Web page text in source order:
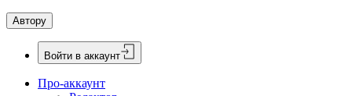
Автору
Войти в аккаунт
Про-аккаунт